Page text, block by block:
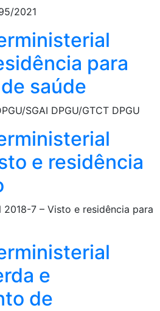
2021
para
saúde
SGAI DPGU/GTCT DPGU
e residência
7 – Visto e residência para
e
de